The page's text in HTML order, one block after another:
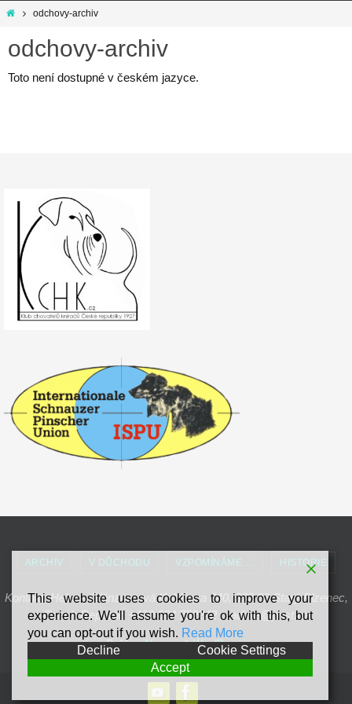
Homeodchovy-archiv
odchovy-archiv
Toto není dostupné v českém jazyce.
ARCHIV V DŮCHODU VZPOMÍNÁME … HISTORIE
Kontakt: Helena Glänznerová Kollárova 240, 332 02 Starý Plzenec,
Czech Republic +420 604 752242 , radinie@post.cz
Beží naNirvana&WordPress.
This website uses cookies to improve your
experience. We'll assume you're ok with this, but
you can opt-out if you wish. Read More
Decline
Cookie Settings
Accept